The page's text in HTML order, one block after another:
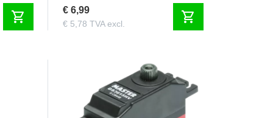
shopping_cart € 6,99
€ 5,78 TVA excl. shopping_cart